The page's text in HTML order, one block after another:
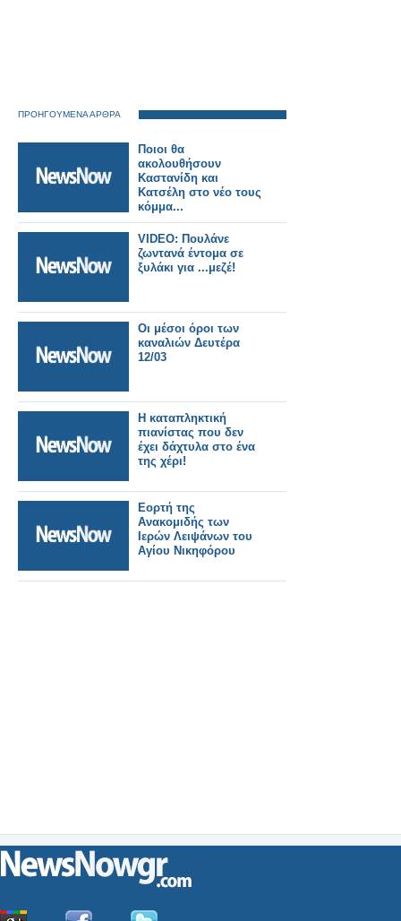
ΠΡΟΗΓΟΥΜΕΝΑ ΑΡΘΡΑ
Ποιοι θα
ακολουθήσουν
Καστανίδη και
Κατσέλη στο νέο τους
κόμμα...
VIDEO: Πουλάνε
ζωντανά έντομα σε
ξυλάκι για ...μεζέ!
Οι μέσοι όροι των
καναλιών Δευτέρα
12/03
Η καταπληκτική
πιανίστας που δεν
έχει δάχτυλα στο ένα
της χέρι!
Εορτή της
Ανακομιδής των
Ιερών Λειψάνων του
Αγίου Νικηφόρου